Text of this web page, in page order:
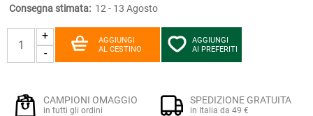
Consegna stimata: 12 - 13 Agosto
+
-
AGGIUNGI
AL CESTINO
AGGIUNGI
AI PREFERITI
CAMPIONI OMAGGIO
in tutti gli ordini
SPEDIZIONE GRATUITA
in Italia da 49 €